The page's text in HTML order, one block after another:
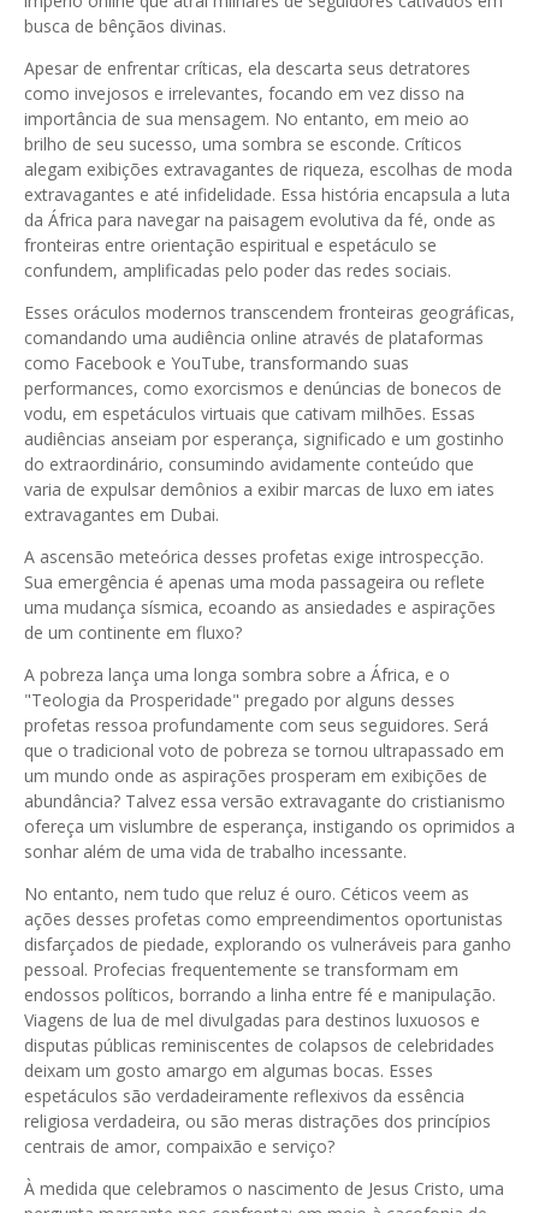
busca de bênçãos divinas.
Apesar de enfrentar críticas, ela descarta seus detratores
como invejosos e irrelevantes, focando em vez disso na
importância de sua mensagem. No entanto, em meio ao
brilho de seu sucesso, uma sombra se esconde. Críticos
alegam exibições extravagantes de riqueza, escolhas de moda
extravagantes e até infidelidade. Essa história encapsula a luta
da África para navegar na paisagem evolutiva da fé, onde as
fronteiras entre orientação espiritual e espetáculo se
confundem, amplificadas pelo poder das redes sociais.
Esses oráculos modernos transcendem fronteiras geográficas,
comandando uma audiência online através de plataformas
como Facebook e YouTube, transformando suas
performances, como exorcismos e denúncias de bonecos de
vodu, em espetáculos virtuais que cativam milhões. Essas
audiências anseiam por esperança, significado e um gostinho
do extraordinário, consumindo avidamente conteúdo que
varia de expulsar demônios a exibir marcas de luxo em iates
extravagantes em Dubai.
A ascensão meteórica desses profetas exige introspecção.
Sua emergência é apenas uma moda passageira ou reflete
uma mudança sísmica, ecoando as ansiedades e aspirações
de um continente em fluxo?
A pobreza lança uma longa sombra sobre a África, e o
"Teologia da Prosperidade" pregado por alguns desses
profetas ressoa profundamente com seus seguidores. Será
que o tradicional voto de pobreza se tornou ultrapassado em
um mundo onde as aspirações prosperam em exibições de
abundância? Talvez essa versão extravagante do cristianismo
ofereça um vislumbre de esperança, instigando os oprimidos a
sonhar além de uma vida de trabalho incessante.
No entanto, nem tudo que reluz é ouro. Céticos veem as
ações desses profetas como empreendimentos oportunistas
disfarçados de piedade, explorando os vulneráveis para ganho
pessoal. Profecias frequentemente se transformam em
endossos políticos, borrando a linha entre fé e manipulação.
Viagens de lua de mel divulgadas para destinos luxuosos e
disputas públicas reminiscentes de colapsos de celebridades
deixam um gosto amargo em algumas bocas. Esses
espetáculos são verdadeiramente reflexivos da essência
religiosa verdadeira, ou são meras distrações dos princípios
centrais de amor, compaixão e serviço?
À medida que celebramos o nascimento de Jesus Cristo, uma